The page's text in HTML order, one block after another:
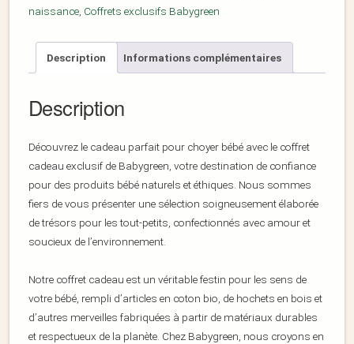
naissance, Coffrets exclusifs Babygreen
Description Informations complémentaires
Description
Découvrez le cadeau parfait pour choyer bébé avec le coffret
cadeau exclusif de Babygreen, votre destination de confiance
pour des produits bébé naturels et éthiques. Nous sommes
fiers de vous présenter une sélection soigneusement élaborée
de trésors pour les tout-petits, confectionnés avec amour et
soucieux de l’environnement.
Notre coffret cadeau est un véritable festin pour les sens de
votre bébé, rempli d’articles en coton bio, de hochets en bois et
d’autres merveilles fabriquées à partir de matériaux durables
et respectueux de la planète. Chez Babygreen, nous croyons en